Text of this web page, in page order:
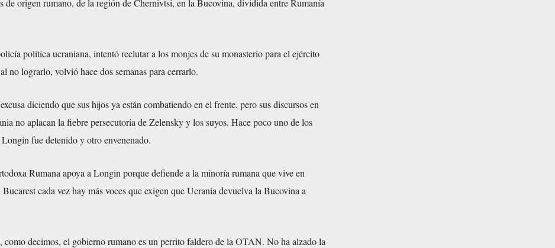
de origen rumano, de la región de Chernivtsi, en la Bucovina, dividida entre Rumanía
política ucraniana, intentó reclutar a los monjes de su monasterio para el ejército
no lograrlo, volvió hace dos semanas para cerrarlo.
diciendo que sus hijos ya están combatiendo en el frente, pero sus discursos en
no aplacan la fiebre persecutoria de Zelensky y los suyos. Hace poco uno de los
Longin fue detenido y otro envenenado.
Rumana apoya a Longin porque defiende a la minoría rumana que vive en
cada vez hay más voces que exigen que Ucrania devuelva la Bucovina a
como decimos, el gobierno rumano es un perrito faldero de la OTAN. No ha alzado la